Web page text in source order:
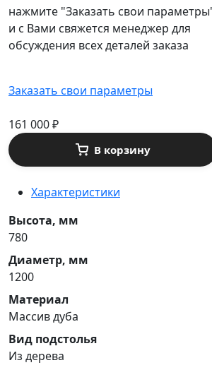
нажмите "Заказать свои
и с Вами свяжется менеджер для
обсуждения всех деталей заказа
Заказать свои параметры
161 000₽
В корзину
Характеристики
Высота, мм
780
Диаметр, мм
1200
Материал
Массив дуба
Вид подстолья
Из дерева